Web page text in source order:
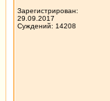
Зарегистрирован:
29.09.2017
Суждений: 14208